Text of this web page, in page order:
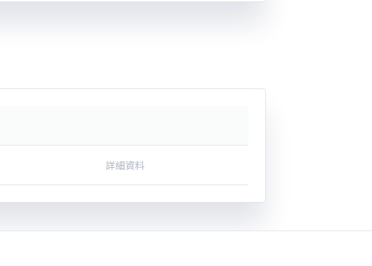
詳細資料